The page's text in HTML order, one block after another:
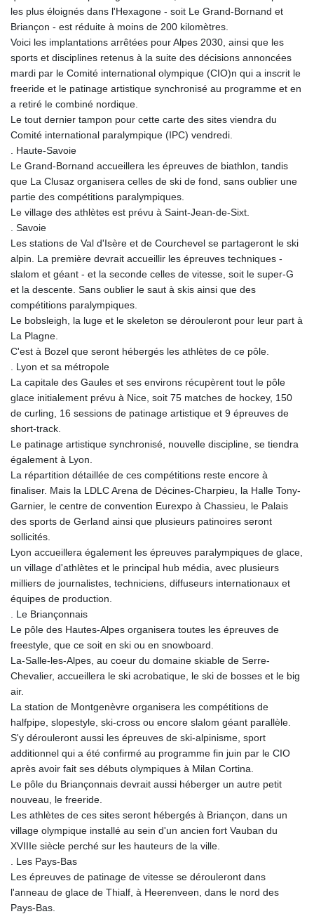
HKD 9.067746
HNL 30.895616
HRK 7.536622
HTG 150.718127
HUF 363.096405
IDR 20580.370421
ILS 3.468234
INR 110.076256
IQD 1509.981237
1590322.371805
ISK 142.598215
JEP 0.8566
JMD 183.057725
JPY 182.445186
KES 149.158147
KGS 101.104505
KHR 4681.941823
KRW 1627.712241
KYD 0.960588
LAK 26025.676609
LBP
103223.017367
LRD 208.057415
LTL 3.413768
LVL 0.699335
LYD 7.331909
MAD 10.743067
MGA 4918.938878
MKD 61.524236
MMK 2427.596601
MRU 46.338424
MUR 54.419742
MVR 17.862733
MWK 1998.775164
MYR 4.728715
MZN 73.882892
NAD 18.726567
NGN 1577.963717
NIO 42.419473
NOK 10.99759
NZD 1.966719
OMR 0.442445
PAB 1.152686
PGK 5.093937
PHP 70.183258
les plus éloignés dans l'Hexagone - soit Le Grand-Bornand et
Briançon - est réduite à moins de 200 kilomètres.
Voici les implantations arrêtées pour Alpes 2030, ainsi que les
sports et disciplines retenus à la suite des décisions annoncées
mardi par le Comité international olympique (CIO)n qui a inscrit le
freeride et le patinage artistique synchronisé au programme et en
a retiré le combiné nordique.
Le tout dernier tampon pour cette carte des sites viendra du
Comité international paralympique (IPC) vendredi.
. Haute-Savoie
Le Grand-Bornand accueillera les épreuves de biathlon, tandis
que La Clusaz organisera celles de ski de fond, sans oublier une
partie des compétitions paralympiques.
Le village des athlètes est prévu à Saint-Jean-de-Sixt.
. Savoie
Les stations de Val d'Isère et de Courchevel se partageront le ski
alpin. La première devrait accueillir les épreuves techniques -
slalom et géant - et la seconde celles de vitesse, soit le super-G
et la descente. Sans oublier le saut à skis ainsi que des
compétitions paralympiques.
Le bobsleigh, la luge et le skeleton se dérouleront pour leur part à
La Plagne.
C'est à Bozel que seront hébergés les athlètes de ce pôle.
. Lyon et sa métropole
La capitale des Gaules et ses environs récupèrent tout le pôle
glace initialement prévu à Nice, soit 75 matches de hockey, 150
de curling, 16 sessions de patinage artistique et 9 épreuves de
short-track.
Le patinage artistique synchronisé, nouvelle discipline, se tiendra
également à Lyon.
La répartition détaillée de ces compétitions reste encore à
finaliser. Mais la LDLC Arena de Décines-Charpieu, la Halle Tony-
Garnier, le centre de convention Eurexpo à Chassieu, le Palais
des sports de Gerland ainsi que plusieurs patinoires seront
sollicités.
Lyon accueillera également les épreuves paralympiques de glace,
un village d'athlètes et le principal hub média, avec plusieurs
milliers de journalistes, techniciens, diffuseurs internationaux et
équipes de production.
. Le Briançonnais
Le pôle des Hautes-Alpes organisera toutes les épreuves de
freestyle, que ce soit en ski ou en snowboard.
La-Salle-les-Alpes, au coeur du domaine skiable de Serre-
Chevalier, accueillera le ski acrobatique, le ski de bosses et le big
air.
La station de Montgenèvre organisera les compétitions de
halfpipe, slopestyle, ski-cross ou encore slalom géant parallèle.
S'y dérouleront aussi les épreuves de ski-alpinisme, sport
additionnel qui a été confirmé au programme fin juin par le CIO
après avoir fait ses débuts olympiques à Milan Cortina.
Le pôle du Briançonnais devrait aussi héberger un autre petit
nouveau, le freeride.
Les athlètes de ces sites seront hébergés à Briançon, dans un
village olympique installé au sein d'un ancien fort Vauban du
XVIIIe siècle perché sur les hauteurs de la ville.
. Les Pays-Bas
Les épreuves de patinage de vitesse se dérouleront dans
l'anneau de glace de Thialf, à Heerenveen, dans le nord des
Pays-Bas.